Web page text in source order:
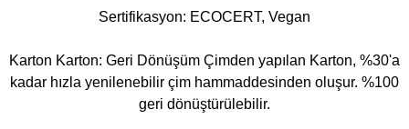
Sertifikasyon: ECOCERT, Vegan
Karton Karton: Geri Dönüşüm Çimden yapılan Karton, %30'a
kadar hızla yenilenebilir çim hammaddesinden oluşur. %100
geri dönüştürülebilir.